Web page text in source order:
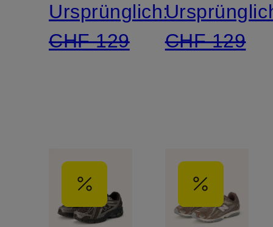
Ursprünglich:
CHF 129
CHF 129